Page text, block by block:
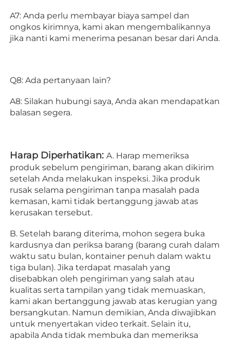
A7: Anda perlu membayar biaya sampel dan
ongkos kirimnya, kami akan mengembalikannya
Q8: Ada pertanyaan lain?
A8: Silakan hubungi saya, Anda akan mendapatkan
balasan segera.
Harap Diperhatikan: A. Harap memeriksa
produk sebelum pengiriman, barang akan dikirim
setelah Anda melakukan inspeksi. Jika produk
rusak selama pengiriman tanpa masalah pada
kemasan, kami tidak bertanggung jawab atas
kerusakan tersebut.
B. Setelah barang diterima, mohon segera buka
kardusnya dan periksa barang (barang curah dalam
waktu satu bulan, kontainer penuh dalam waktu
tiga bulan). Jika terdapat masalah yang
disebabkan oleh pengiriman yang salah atau
kualitas serta tampilan yang tidak memuaskan,
kami akan bertanggung jawab atas kerugian yang
bersangkutan. Namun demikian, Anda diwajibkan
untuk menyertakan video terkait. Selain itu,
apabila Anda tidak membuka dan memeriksa